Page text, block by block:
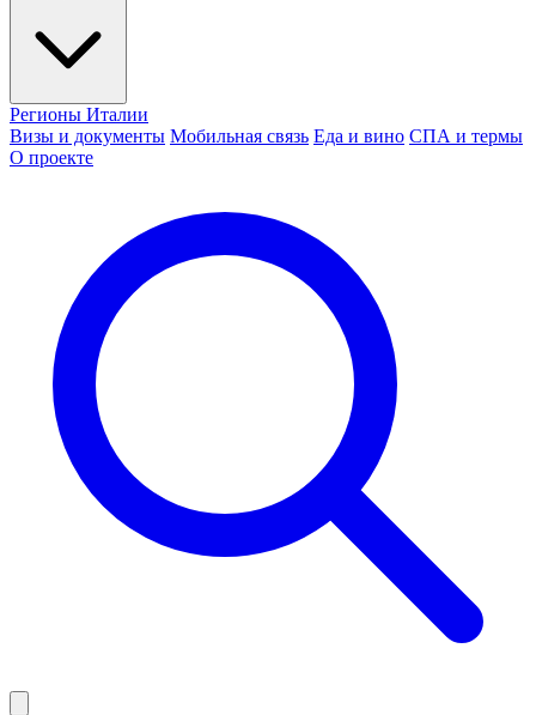
Регионы Италии
Визы и документы Мобильная связь Еда и вино СПА и термы
О проекте